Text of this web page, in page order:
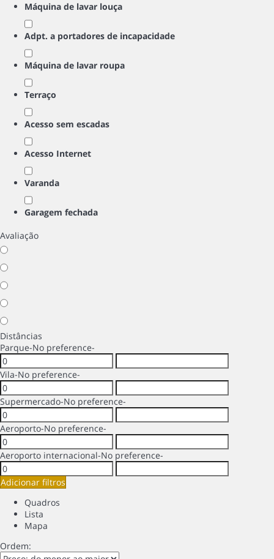
Máquina de lavar louça
Adpt. a portadores de incapacidade
Máquina de lavar roupa
Terraço
Acesso sem escadas
Acesso Internet
Varanda
Garagem fechada
Avaliação
Distâncias
Parque-No preference-
Vila-No preference-
Supermercado-No preference-
Aeroporto-No preference-
Aeroporto internacional-No preference-
Adicionar filtros
Quadros
Lista
Mapa
Ordem: